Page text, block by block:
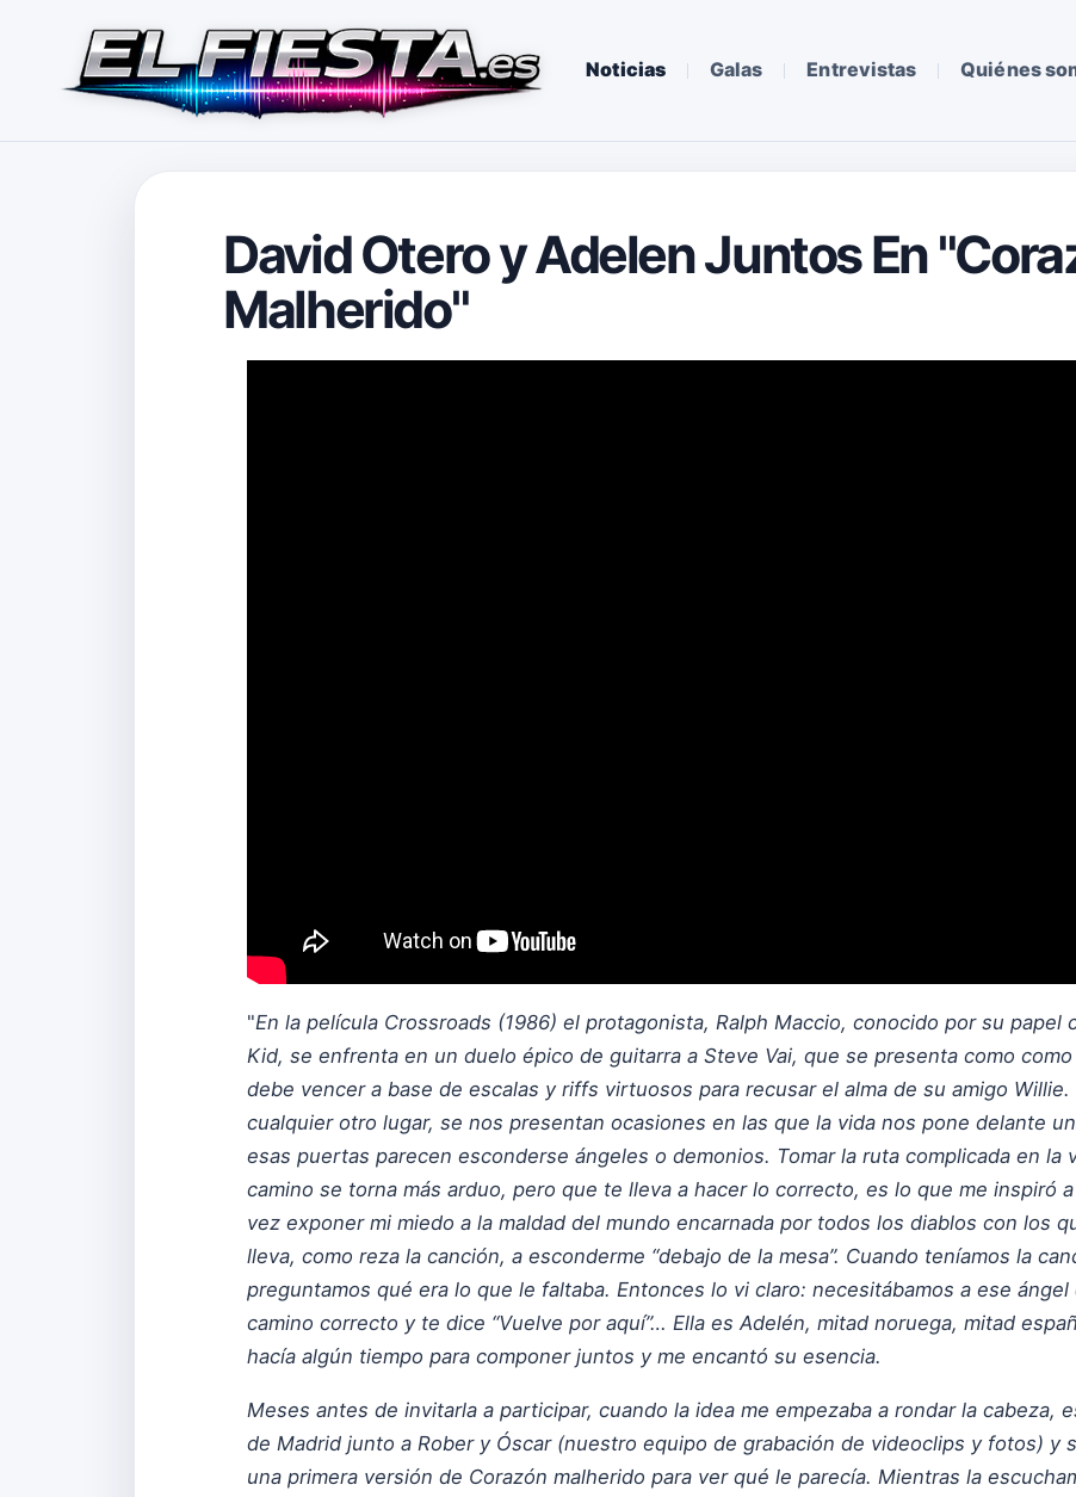
Noticias Galas Entrevistas Quiénes
David Otero y Adelen Juntos En
Malherido"
"En la película Crossroads (1986) el protagonista, Ralph Maccio, conocido por su papel
Kid, se enfrenta en un duelo épico de guitarra a Steve Vai, que se presenta como
debe vencer a base de escalas y riffs virtuosos para recusar el alma de su amigo Willie.
cualquier otro lugar, se nos presentan ocasiones en las que la vida nos pone delante
esas puertas parecen esconderse ángeles o demonios. Tomar la ruta complicada en la
camino se torna más arduo, pero que te lleva a hacer lo correcto, es lo que me inspiró
vez exponer mi miedo a la maldad del mundo encarnada por todos los diablos con los
lleva, como reza la canción, a esconderme “debajo de la mesa”. Cuando teníamos la
preguntamos qué era lo que le faltaba. Entonces lo vi claro: necesitábamos a ese
camino correcto y te dice “Vuelve por aquí”… Ella es Adelén, mitad noruega, mitad
hacía algún tiempo para componer juntos y me encantó su esencia.
Meses antes de invitarla a participar, cuando la idea me empezaba a rondar la cabeza,
de Madrid junto a Rober y Óscar (nuestro equipo de grabación de videoclips y fotos) y
una primera versión de Corazón malherido para ver qué le parecía. Mientras la